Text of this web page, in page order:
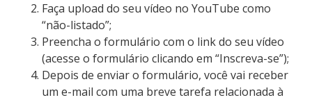
Faça upload do seu vídeo no YouTube como
“não-listado”;
Preencha o formulário com o link do seu vídeo
(acesse o formulário clicando em “Inscreva-se”);
Depois de enviar o formulário, você vai receber
um e-mail com uma breve tarefa relacionada à